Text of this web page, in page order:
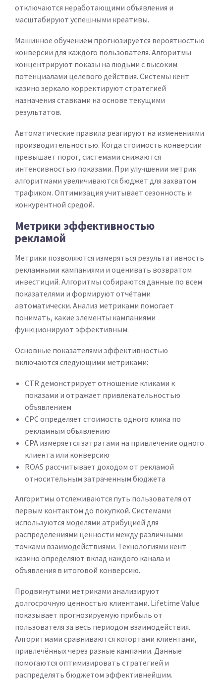
отключаются неработающими объявления и
масштабируют успешными креативы.
Машинное обучением прогнозируется вероятностью
конверсии для каждого пользователя. Алгоритмы
концентрируют показы на людьми с высоким
потенциалами целевого действия. Системы кент
казино зеркало корректируют стратегией
назначения ставками на основе текущими
результатов.
Автоматические правила реагируют на изменениями
производительностью. Когда стоимость конверсии
превышает порог, системами снижаются
интенсивностью показами. При улучшении метрик
алгоритмами увеличиваются бюджет для захватом
трафиком. Оптимизация учитывает сезонность и
конкурентной средой.
Метрики эффективностью
рекламой
Метрики позволяются измеряться результативность
рекламными кампаниями и оценивать возвратом
инвестиций. Алгоритмы собираются данные по всем
показателями и формируют отчётами
автоматически. Анализ метриками помогает
понимать, какие элементы кампаниями
функционируют эффективным.
Основные показателями эффективностью
включаются следующими метриками:
CTR демонстрирует отношение кликами к
показами и отражает привлекательностью
объявлением
CPC определяет стоимость одного клика по
рекламным объявлению
CPA измеряется затратами на привлечение одного
клиента или конверсию
ROAS рассчитывает доходом от рекламой
относительным затраченным бюджета
Алгоритмы отслеживаются путь пользователя от
первым контактом до покупкой. Системами
используются моделями атрибуцией для
распределениями ценности между различными
точками взаимодействиями. Технологиями кент
казино определяют вклад каждого канала и
объявления в итоговой конверсию.
Продвинутыми метриками анализируют
долгосрочную ценностью клиентами. Lifetime Value
показывает прогнозируемую прибыль от
пользователя за весь периодом взаимодействия.
Алгоритмами сравниваются когортами клиентами,
привлечённых через разные кампании. Данные
помогаются оптимизировать стратегией и
распределять бюджетом эффективнейшим.